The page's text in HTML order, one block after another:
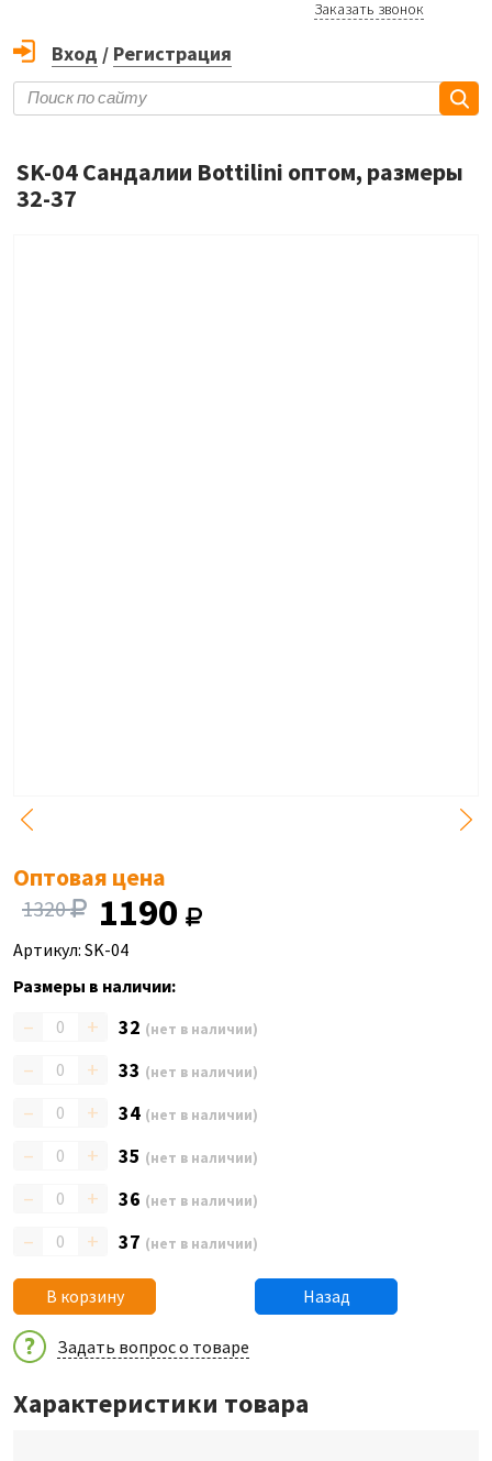
Заказать звонок
Вход / Регистрация
SK-04 Сандалии Bottilini оптом, размеры
32-37
Оптовая цена
1320 1190
Артикул: SK-04
Размеры в наличии:
– + 32 (нет в наличии)
– + 33 (нет в наличии)
– + 34 (нет в наличии)
– + 35 (нет в наличии)
– + 36 (нет в наличии)
– + 37 (нет в наличии)
В корзину Назад
Задать вопрос о товаре
Характеристики товара